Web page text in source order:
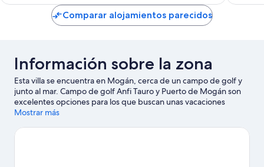
de
186 €
Comparar alojamientos parecidos
Información sobre la zona
Esta villa se encuentra en Mogán, cerca de un campo de golf y
junto al mar. Campo de golf Anfi Tauro y Puerto de Mogán son
excelentes opciones para los que buscan unas vacaciones
activas, pero si prefieres sumergirte en la naturaleza, Playa del
niños? Si es así, puedes llevarlos a Parque acuático Lago Taurito
Mostrar más